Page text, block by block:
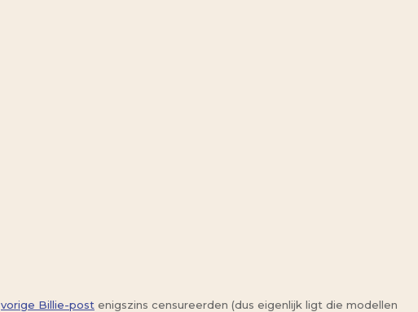
vorige Billie-post enigszins censureerden (dus eigenlijk ligt die modellen